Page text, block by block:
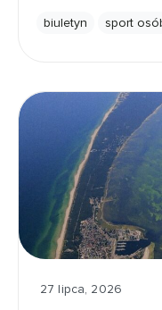
biuletyn sport
27 lipca, 2026